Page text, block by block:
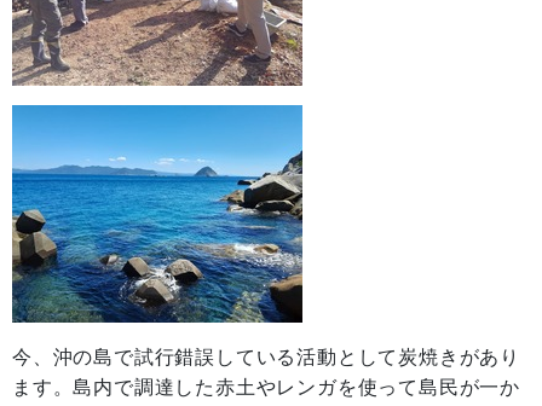
今、沖の島で試行錯誤している活動として炭焼きがあり
ます。島内で調達した赤土やレンガを使って島民が一か